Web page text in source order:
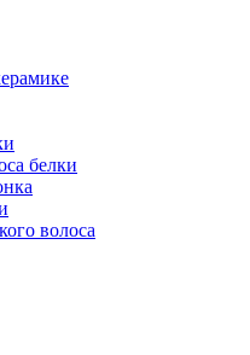
белки
волоса